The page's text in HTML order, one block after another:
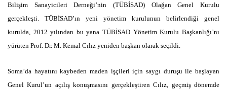
Bilişim Sanayicileri Derneği’nin (TÜBİSAD) Olağan Genel Kurulu
gerçekleşti. TÜBİSAD’ın yeni yönetim kurulunun belirlendiği genel
kurulda, 2012 yılından bu yana TÜBİSAD Yönetim Kurulu Başkanlığı’nı
yürüten Prof. Dr. M. Kemal Cılız yeniden başkan olarak seçildi.
Soma’da hayatını kaybeden maden işçileri için saygı duruşu ile başlayan
Genel Kurul’un açılış konuşmasını gerçekleştiren Cılız, geçmiş dönemde